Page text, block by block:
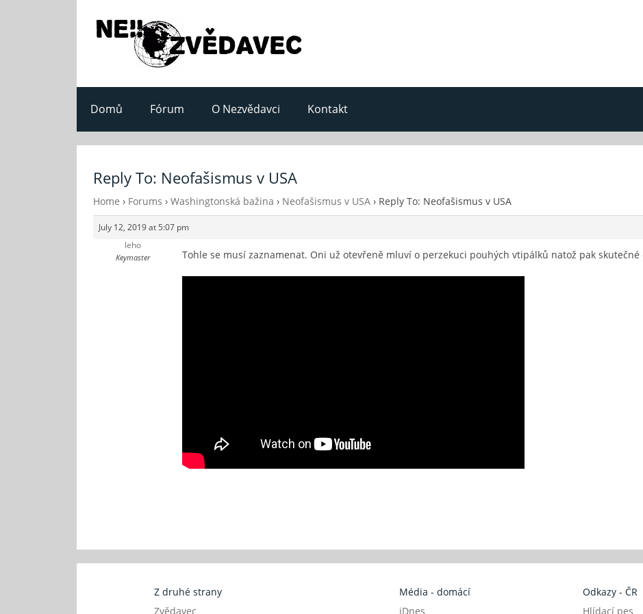
Domů Fórum O Nezvědavci Kontakt
Reply To: Neofašismus v USA
Home › Forums › Washingtonská bažina › Neofašismus v USA › Reply To: Neofašismus v USA
July 12, 2019 at 5:07 pm
leho
Keymaster Tohle se musí zaznamenat. Oni už otevřeně mluví o perzekuci pouhých vtipálků natož pak skutečné
Z druhé strany
Zvědavec
Média - domácí
iDnes
Odkazy - ČR
Hlídací pes